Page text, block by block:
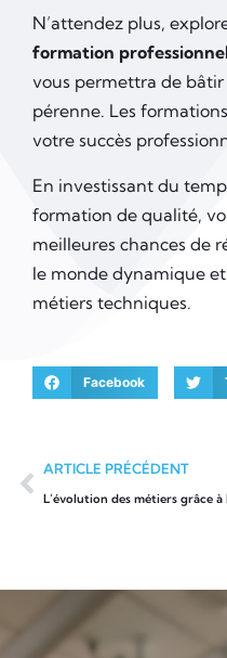
N’attendez plus,
formation
vous permettra de
pérenne. Les
votre succès
En investissant du
formation de qualité,
meilleures chances de
le monde dynamique
métiers techniques.
Facebook
ARTICLE PRÉCÉDENT